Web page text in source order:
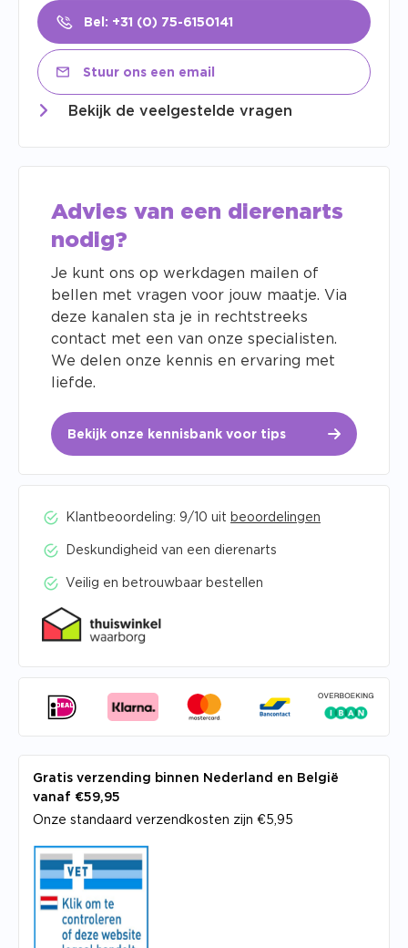
Bel: +31 (0) 75-6150141
Stuur ons een email
Bekijk de veelgestelde vragen
Advies van een dierenarts
nodig?
Je kunt ons op werkdagen mailen of
bellen met vragen voor jouw maatje. Via
deze kanalen sta je in rechtstreeks
contact met een van onze specialisten.
We delen onze kennis en ervaring met
liefde.
Bekijk onze kennisbank voor tips
Klantbeoordeling: 9/10 uit beoordelingen
Deskundigheid van een dierenarts
Veilig en betrouwbaar bestellen
Gratis verzending binnen Nederland en België
vanaf €59,95
Onze standaard verzendkosten zijn €5,95